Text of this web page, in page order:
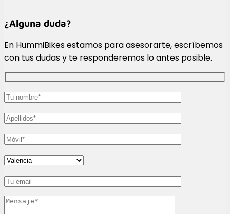
¿Alguna duda?
En HummiBikes estamos para asesorarte, escríbemos
con tus dudas y te responderemos lo antes posible.